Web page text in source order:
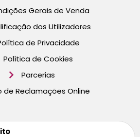
Gerais de Venda
dos Utilizadores
de Privacidade
Política de Cookies
Parcerias
de Reclamações Online